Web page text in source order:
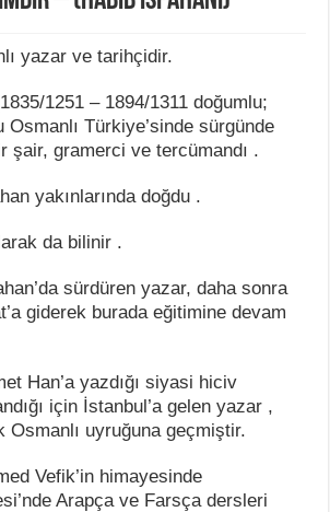
yazar ve tarihçidir.
1251 – 1894/1311 doğumlu;
Osmanlı Türkiye’sinde sürgünde
şair, gramerci ve tercümandı .
yakınlarında doğdu .
da bilinir .
sürdüren yazar, daha sonra
giderek burada eğitimine devam
Han’a yazdığı siyasi hiciv
için İstanbul’a gelen yazar ,
Osmanlı uyruğuna geçmiştir.
Vefik’in himayesinde
Arapça ve Farsça dersleri